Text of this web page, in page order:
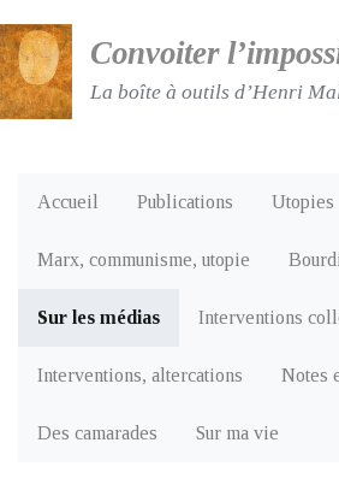
Convoiter
La boîte à outils d’Henri
Accueil Publications Utopies
Marx, communisme, utopie
Sur les médias Interventions
Interventions, altercations Notes
Des camarades Sur ma vie